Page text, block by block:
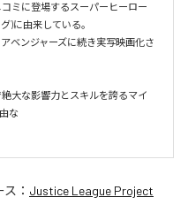
ミに登場するスーパーヒーロー
)に由来している。
ベンジャーズに続き実写映画化さ
絶大な影響力とスキルを誇るマイ
な
： Justice League Project